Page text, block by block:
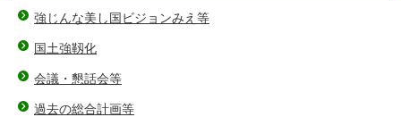
強じんな美し国ビジョンみえ等
国土強靱化
会議・懇話会等
過去の総合計画等